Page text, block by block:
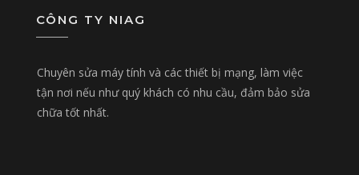
CÔNG TY NIAG
Chuyên sửa máy tính và các thiết bị mạng, làm việc
tận nơi nếu như quý khách có nhu cầu, đảm bảo sửa
chữa tốt nhất.